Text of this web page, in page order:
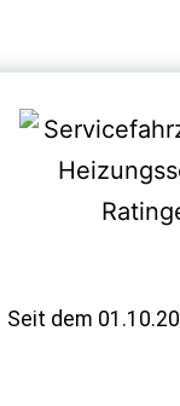
Seit dem